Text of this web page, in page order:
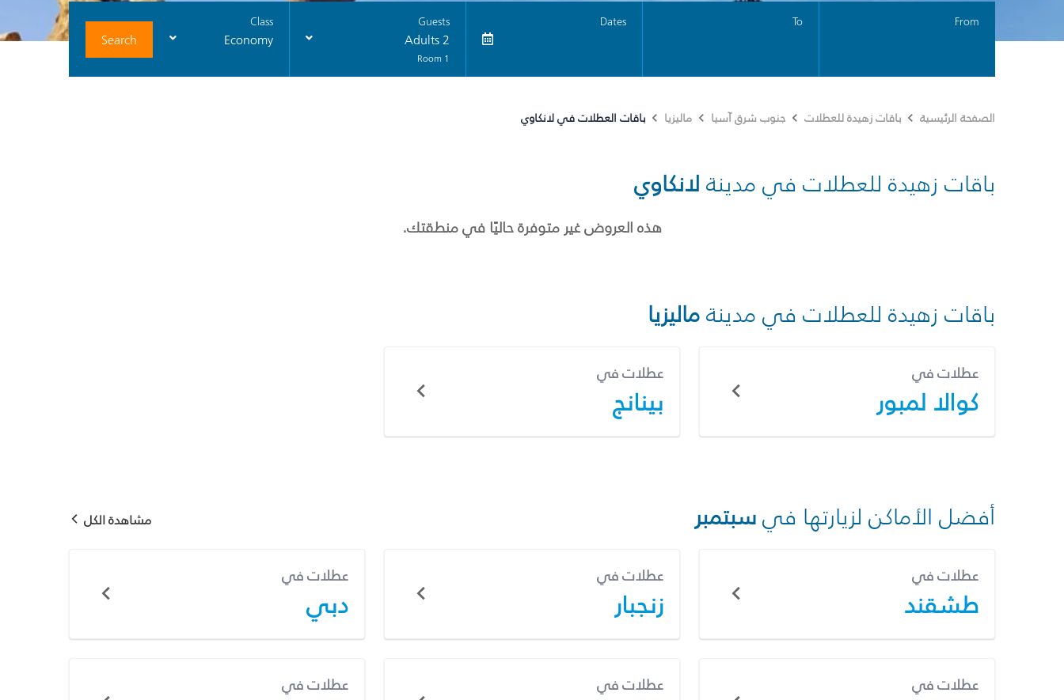
From
To
Dates
Guests
2 Adults
1 Room
Class
Economy
Search
الصفحة الرئيسية باقات زهيدة للعطلات جنوب شرق آسيا ماليزيا باقات العطلات في لانكاوي
باقات زهيدة للعطلات في مدينة لانكاوي
هذه العروض غير متوفرة حاليًا في منطقتك.
باقات زهيدة للعطلات في مدينةماليزيا
عطلات في
كوالا لمبور
عطلات في
بينانج
أفضل الأماكن لزيارتها فيسبتمبر مشاهدة الكل
عطلات في
طشقند
عطلات في
زنجبار
عطلات في
دبي
عطلات في عطلات في عطلات في